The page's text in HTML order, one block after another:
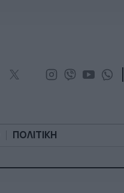
ΠΟΛΙΤΙΚΗ